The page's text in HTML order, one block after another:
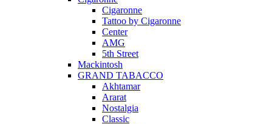
Cigaronne
Tattoo by Cigaronne
Center
AMG
5th Street
Mackintosh
GRAND TABACCO
Akhtamar
Ararat
Nostalgia
Classic